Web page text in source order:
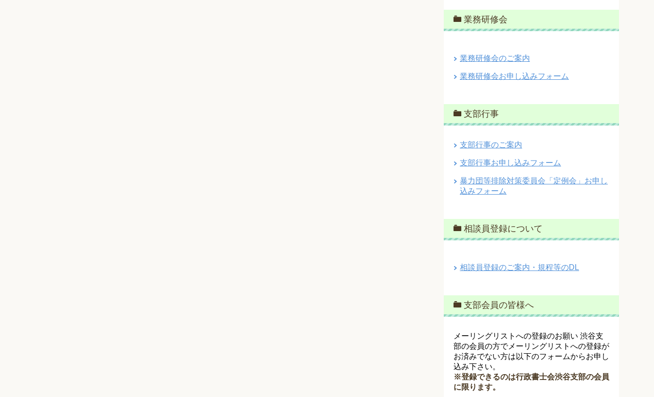
業務研修会
業務研修会のご案内
業務研修会お申し込みフォーム
支部行事
支部行事のご案内
支部行事お申し込みフォーム
暴力団等排除対策委員会「定例会」お申し
込みフォーム
相談員登録について
相談員登録のご案内・規程等のDL
支部会員の皆様へ
メーリングリストへの登録のお願い 渋谷支
部の会員の方でメーリングリストへの登録が
お済みでない方は以下のフォームからお申し
込み下さい。
※登録できるのは行政書士会渋谷支部の会員
に限ります。